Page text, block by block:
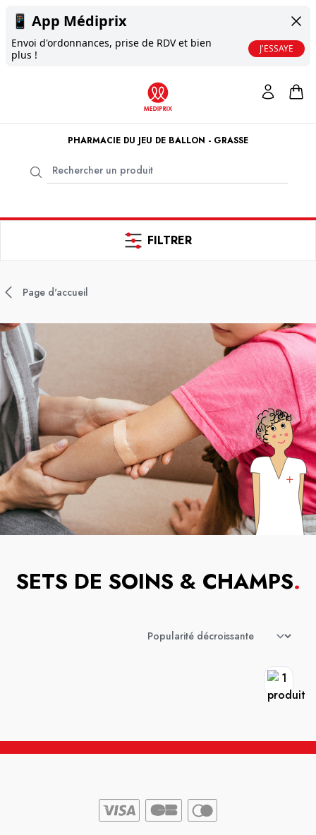
📱 App Médiprix
Envoi d'ordonnances, prise de RDV et bien
plus !
J'ESSAYE
PHARMACIE DU JEU DE BALLON - GRASSE
FILTRER
Page d'accueil
SETS DE SOINS & CHAMPS.